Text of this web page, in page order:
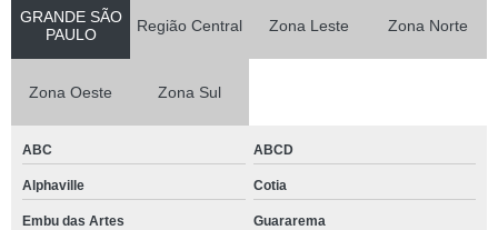
GRANDE SÃO
PAULO
Região Central Zona Leste Zona Norte
Zona Oeste Zona Sul
ABC ABCD
Alphaville Cotia
Embu das Artes Guararema